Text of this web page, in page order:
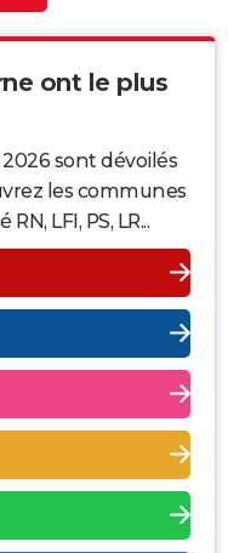
ont le plus
sont dévoilés
les communes
LFI, PS, LR...